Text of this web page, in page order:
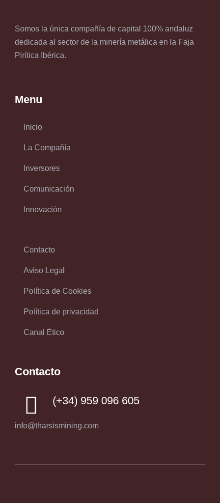
Somos la única compañía de capital 100% andaluz
dedicada al sector de la minería metálica en la Faja
Pirítica Ibérica.
Menu
Inicio
La Compañía
Inversores
Comunicación
Innovación
Contacto
Aviso Legal
Política de Cookies
Política de privacidad
Canal Ético
Contacto
(+34) 959 096 605
info@tharsismining.com